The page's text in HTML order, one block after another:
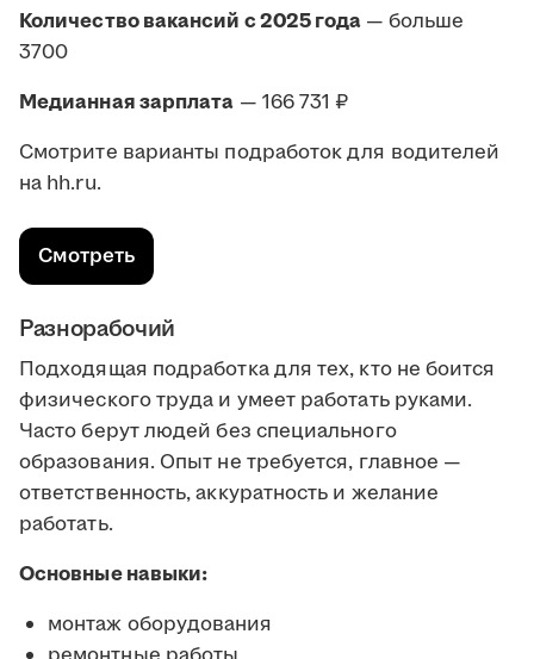
Количество вакансий с 2025 года — больше
3700
Медианная зарплата — 166 731 ₽
Смотрите варианты подработок для водителей
на hh.ru.
Смотреть
Разнорабочий
Подходящая подработка для тех, кто не боится
физического труда и умеет работать руками.
Часто берут людей без специального
образования. Опыт не требуется, главное —
ответственность, аккуратность и желание
работать.
Основные навыки:
монтаж оборудования